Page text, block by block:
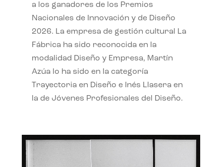
a los ganadores de los Premios
Nacionales de Innovación y de Diseño
2026. La empresa de gestión cultural La
Fábrica ha sido reconocida en la
modalidad Diseño y Empresa, Martín
Azúa lo ha sido en la categoría
Trayectoria en Diseño e Inés Llasera en
la de Jóvenes Profesionales del Diseño.